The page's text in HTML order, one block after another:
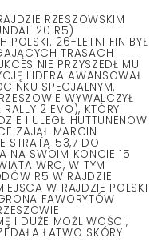
RZESZOWSKIM
I20 R5)
POLSKI. 26-LETNI FIN BYŁ
TRASACH
NIE PRZYSZEDŁ MU
LIDERA AWANSOWAŁ
SPECJALNYM.
WYWALCZYŁ
2 EVO), KTÓRY
I ULEGŁ HUTTUNENOWI
ZAJĄŁ MARCIN
STRATĄ 53,7 DO
NA SWOIM KONCIE 15
WRC, W TYM
R5 W RAJDZIE
W RAJDZIE POLSKI
FAWORYTÓW
I DUŻE MOŻLIWOŚCI,
ŁATWO SKÓRY